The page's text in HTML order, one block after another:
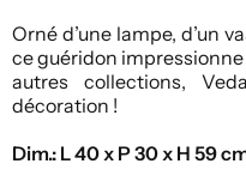
Orné d’une lampe, d’un
ce guéridon
autres collections,
décoration !
Dim.: L 40 x P 30 x H 59